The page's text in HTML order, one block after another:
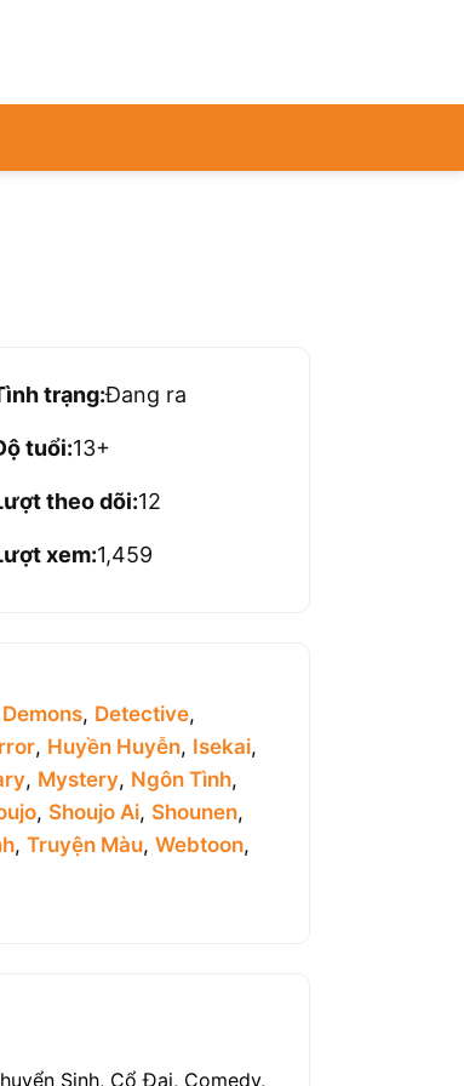
trạng:Đang ra
tuổi:13+
theo dõi:12
xem:1,459
Demons, Detective,
, Huyền Huyễn, Isekai,
, Mystery, Ngôn Tình,
, Shoujo Ai, Shounen,
, Truyện Màu, Webtoon,
Sinh, Cổ Đại, Comedy,